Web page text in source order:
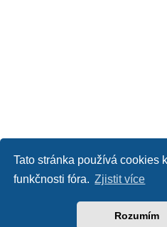
Tato stránka používá cookies
funkčnosti fóra. Zjistit více
Rozumím
Web Obsah fóra
Český překlad –